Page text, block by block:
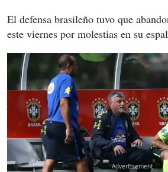
El defensa brasileño tuvo que
este viernes por molestias en su